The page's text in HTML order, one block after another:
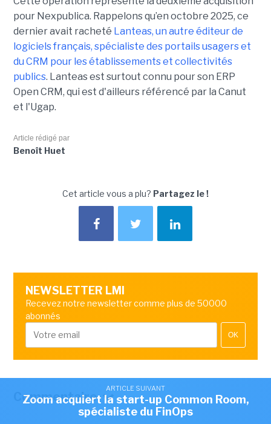
pour Nexpublica. Rappelons qu’en octobre 2025, ce
dernier avait racheté Lanteas, un autre éditeur de
logiciels français, spécialiste des portails usagers et
du CRM pour les établissements et collectivités
publics. Lanteas est surtout connu pour son ERP
Open CRM, qui est d'ailleurs référencé par la Canut
et l'Ugap.
Article rédigé par
Benoît Huet
Cet article vous a plu? Partagez le !
NEWSLETTER LMI
Recevez notre newsletter comme plus de 50000
abonnés
OK
Commentaire
ARTICLE SUIVANT
Zoom acquiert la start-up Common Room,
spécialiste du FinOps